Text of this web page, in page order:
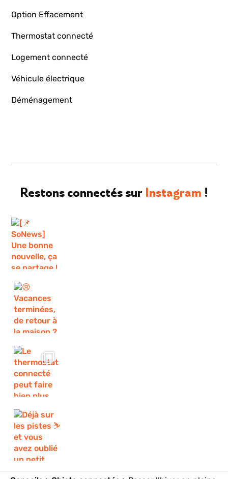
Option Effacement
Thermostat connecté
Logement connecté
Véhicule électrique
Déménagement
Restons connectés sur Instagram !